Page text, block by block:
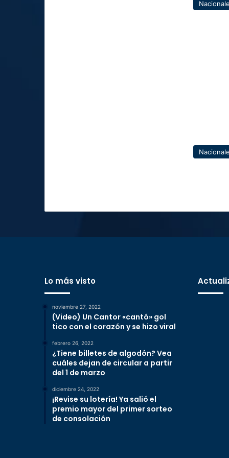
Lo más visto
noviembre 27, 2022
(Video) Un Cantor «cantó» gol
tico con el corazón y se hizo viral
febrero 26, 2022
¿Tiene billetes de algodón? Vea
cuáles dejan de circular a partir
del 1 de marzo
diciembre 24, 2022
¡Revise su lotería! Ya salió el
premio mayor del primer sorteo
de consolación